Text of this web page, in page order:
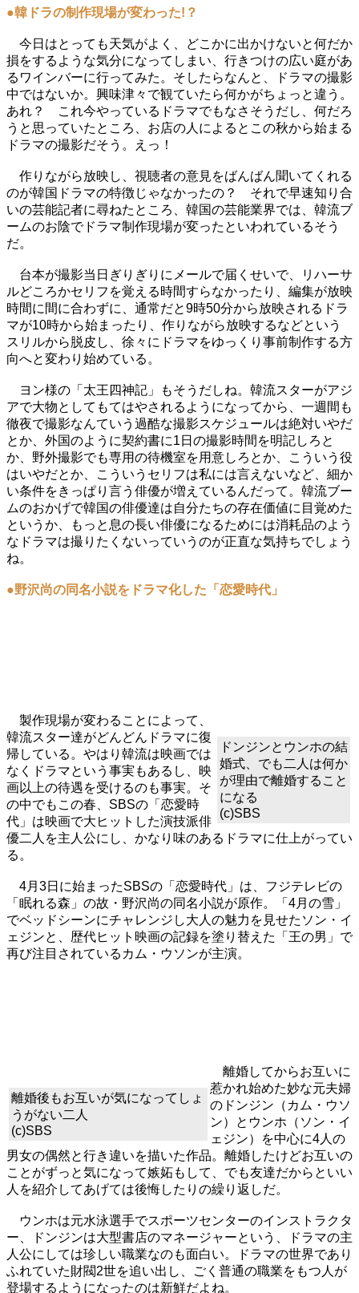
●韓ドラの制作現場が変わった!？
今日はとっても天気がよく、どこかに出かけないと何だか
損をするような気分になってしまい、行きつけの広い庭があ
るワインバーに行ってみた。そしたらなんと、ドラマの撮影
中ではないか。興味津々で観ていたら何かがちょっと違う。
あれ？ これ今やっているドラマでもなさそうだし、何だろ
うと思っていたところ、お店の人によるとこの秋から始まる
ドラマの撮影だそう。えっ！
作りながら放映し、視聴者の意見をばんばん聞いてくれる
のが韓国ドラマの特徴じゃなかったの？ それで早速知り合
いの芸能記者に尋ねたところ、韓国の芸能業界では、韓流ブ
ームのお陰でドラマ制作現場が変ったといわれているそう
だ。
台本が撮影当日ぎりぎりにメールで届くせいで、リハーサ
ルどころかセリフを覚える時間すらなかったり、編集が放映
時間に間に合わずに、通常だと9時50分から放映されるドラ
マが10時から始まったり、作りながら放映するなどという
スリルから脱皮し、徐々にドラマをゆっくり事前制作する方
向へと変わり始めている。
ヨン様の「太王四神記」もそうだしね。韓流スターがアジ
アで大物としてもてはやされるようになってから、一週間も
徹夜で撮影なんていう過酷な撮影スケジュールは絶対いやだ
とか、外国のように契約書に1日の撮影時間を明記しろと
か、野外撮影でも専用の待機室を用意しろとか、こういう役
はいやだとか、こういうセリフは私には言えないなど、細か
い条件をきっぱり言う俳優が増えているんだって。韓流ブー
ムのおかげで韓国の俳優達は自分たちの存在価値に目覚めた
というか、もっと息の長い俳優になるためには消耗品のよう
なドラマは撮りたくないっていうのが正直な気持ちでしょう
ね。
●野沢尚の同名小説をドラマ化した「恋愛時代」
ドンジンとウンホの結
婚式、でも二人は何か
が理由で離婚すること
になる
(c)SBS
製作現場が変わることによって、
韓流スター達がどんどんドラマに復
帰している。やはり韓流は映画では
なくドラマという事実もあるし、映
画以上の待遇を受けるのも事実。そ
の中でもこの春、SBSの「恋愛時
代」は映画で大ヒットした演技派俳
優二人を主人公にし、かなり味のあるドラマに仕上がってい
る。
4月3日に始まったSBSの「恋愛時代」は、フジテレビの
「眠れる森」の故・野沢尚の同名小説が原作。「4月の雪」
でベッドシーンにチャレンジし大人の魅力を見せたソン・イ
ェジンと、歴代ヒット映画の記録を塗り替えた「王の男」で
再び注目されているカム・ウソンが主演。
離婚後もお互いが気になってしょ
うがない二人
(c)SBS
離婚してからお互いに
惹かれ始めた妙な元夫婦
のドンジン（カム・ウソ
ン）とウンホ（ソン・イ
ェジン）を中心に4人の
男女の偶然と行き違いを描いた作品。離婚したけどお互いの
ことがずっと気になって嫉妬もして、でも友達だからといい
人を紹介してあげては後悔したりの繰り返しだ。
ウンホは元水泳選手でスポーツセンターのインストラクタ
ー、ドンジンは大型書店のマネージャーという、ドラマの主
人公にしては珍しい職業なのも面白い。ドラマの世界であり
ふれていた財閥2世を追い出し、ごく普通の職業をもつ人が
登場するようになったのは新鮮だよね。